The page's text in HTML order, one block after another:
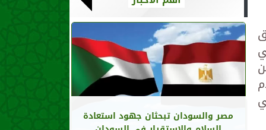
مصر والسودان تبحثان جهود استعادة